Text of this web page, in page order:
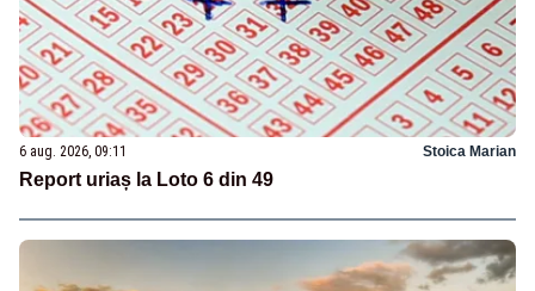
6 aug. 2026, 09:11 Stoica Marian
Report uriaș la Loto 6 din 49